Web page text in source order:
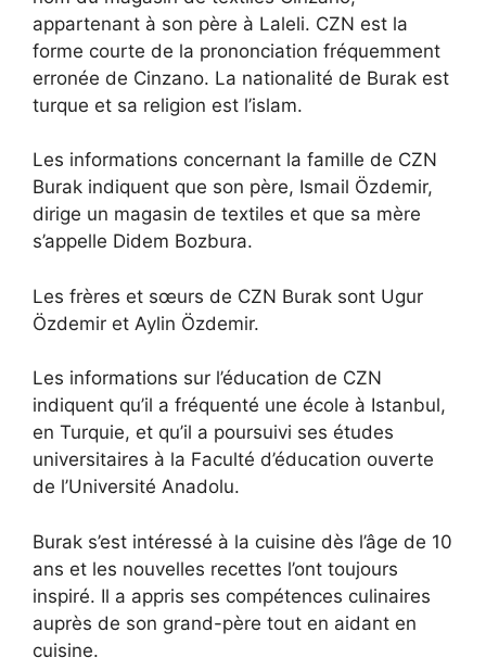
appartenant à son père à Laleli. CZN est la
forme courte de la prononciation fréquemment
erronée de Cinzano. La nationalité de Burak est
turque et sa religion est l’islam.
Les informations concernant la famille de CZN
Burak indiquent que son père, Ismail Özdemir,
dirige un magasin de textiles et que sa mère
s’appelle Didem Bozbura.
Les frères et sœurs de CZN Burak sont Ugur
Özdemir et Aylin Özdemir.
Les informations sur l’éducation de CZN
indiquent qu’il a fréquenté une école à Istanbul,
en Turquie, et qu’il a poursuivi ses études
universitaires à la Faculté d’éducation ouverte
de l’Université Anadolu.
Burak s’est intéressé à la cuisine dès l’âge de 10
ans et les nouvelles recettes l’ont toujours
inspiré. Il a appris ses compétences culinaires
auprès de son grand-père tout en aidant en
cuisine.